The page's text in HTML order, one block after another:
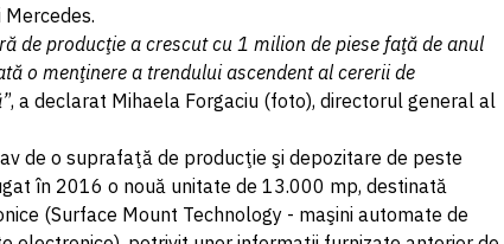
Mercedes.
de producţie a crescut cu 1 milion de piese faţă de anul
o menţinere a trendului ascendent al cererii de
’, a declarat Mihaela Forgaciu (foto), directorul general al
de o suprafaţă de producţie şi depozitare de peste
în 2016 o nouă unitate de 13.000 mp, destinată
(Surface Mount Technology - maşini automate de